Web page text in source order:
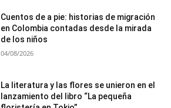
Cuentos de a pie: historias de migración
en Colombia contadas desde la mirada
de los niños
04/08/2026
La literatura y las flores se unieron en el
lanzamiento del libro “La pequeña